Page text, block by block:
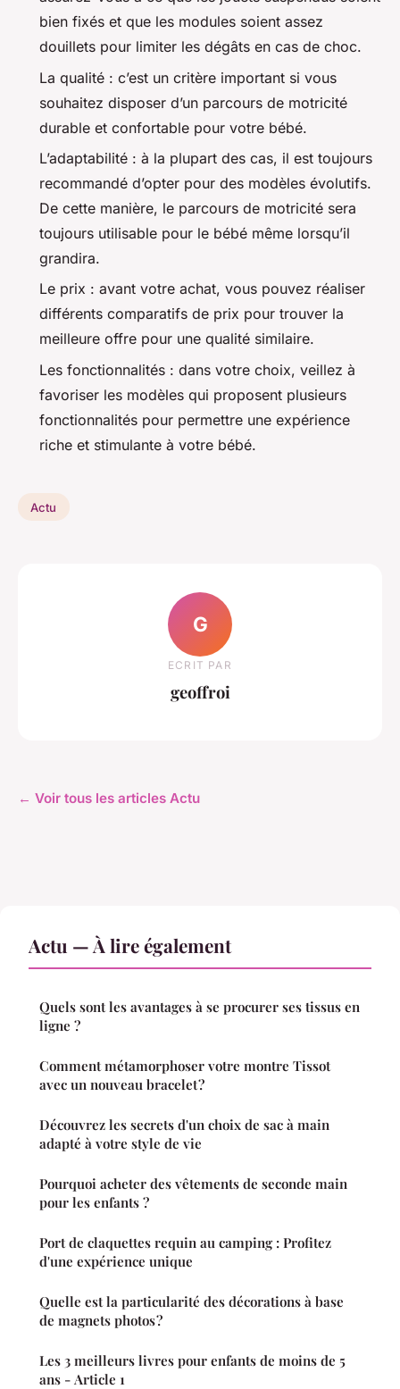
bien fixés et que les modules soient assez
douillets pour limiter les dégâts en cas de choc.
La qualité : c’est un critère important si vous
souhaitez disposer d’un parcours de motricité
durable et confortable pour votre bébé.
L’adaptabilité : à la plupart des cas, il est toujours
recommandé d’opter pour des modèles évolutifs.
De cette manière, le parcours de motricité sera
toujours utilisable pour le bébé même lorsqu’il
grandira.
Le prix : avant votre achat, vous pouvez réaliser
différents comparatifs de prix pour trouver la
meilleure offre pour une qualité similaire.
Les fonctionnalités : dans votre choix, veillez à
favoriser les modèles qui proposent plusieurs
fonctionnalités pour permettre une expérience
riche et stimulante à votre bébé.
Actu
G
ECRIT PAR
geoffroi
← Voir tous les articles Actu
Actu — À lire également
Quels sont les avantages à se procurer ses tissus en
ligne ?
Comment métamorphoser votre montre Tissot
avec un nouveau bracelet ?
Découvrez les secrets d'un choix de sac à main
adapté à votre style de vie
Pourquoi acheter des vêtements de seconde main
pour les enfants ?
Port de claquettes requin au camping : Profitez
d'une expérience unique
Quelle est la particularité des décorations à base
de magnets photos ?
Les 3 meilleurs livres pour enfants de moins de 5
ans - Article 1